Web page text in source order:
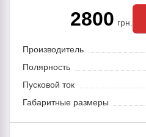
2800 грн.
Производитель
Полярность
Пусковой ток
Габаритные размеры